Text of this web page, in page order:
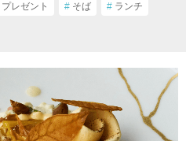
プレゼント # そば # ランチ